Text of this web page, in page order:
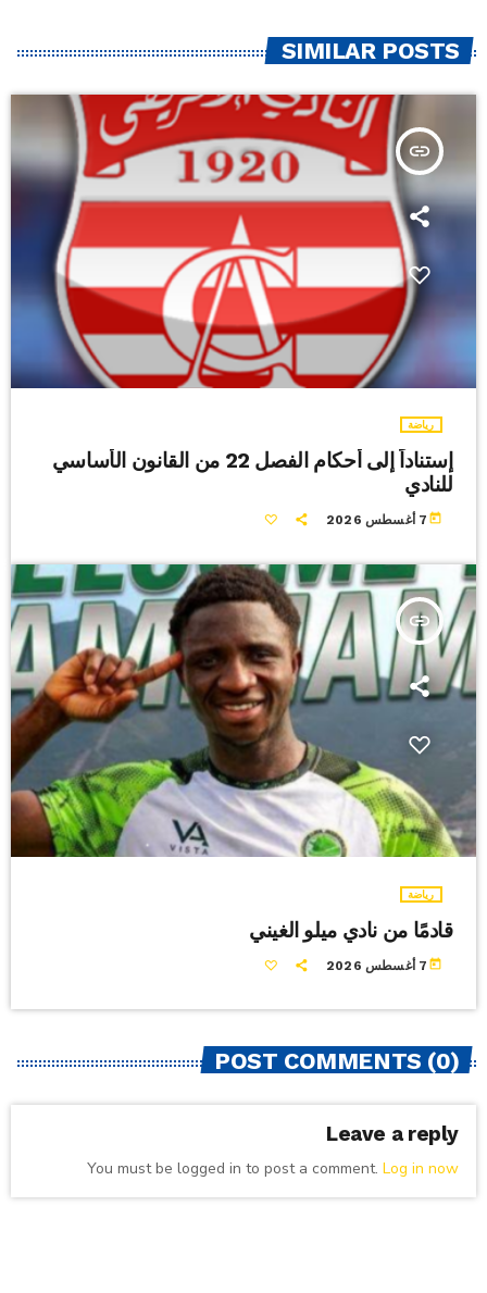
SIMILAR POSTS
insert_link
رياضة
إستناداً إلى أحكام الفصل 22 من القانون الأساسي
للنادي
today 7 أغسطس 2026
insert_link
رياضة
قادمًا من نادي ميلو الغيني
today 7 أغسطس 2026
POST COMMENTS (0)
Leave a reply
You must be logged in to post a comment. Log in now